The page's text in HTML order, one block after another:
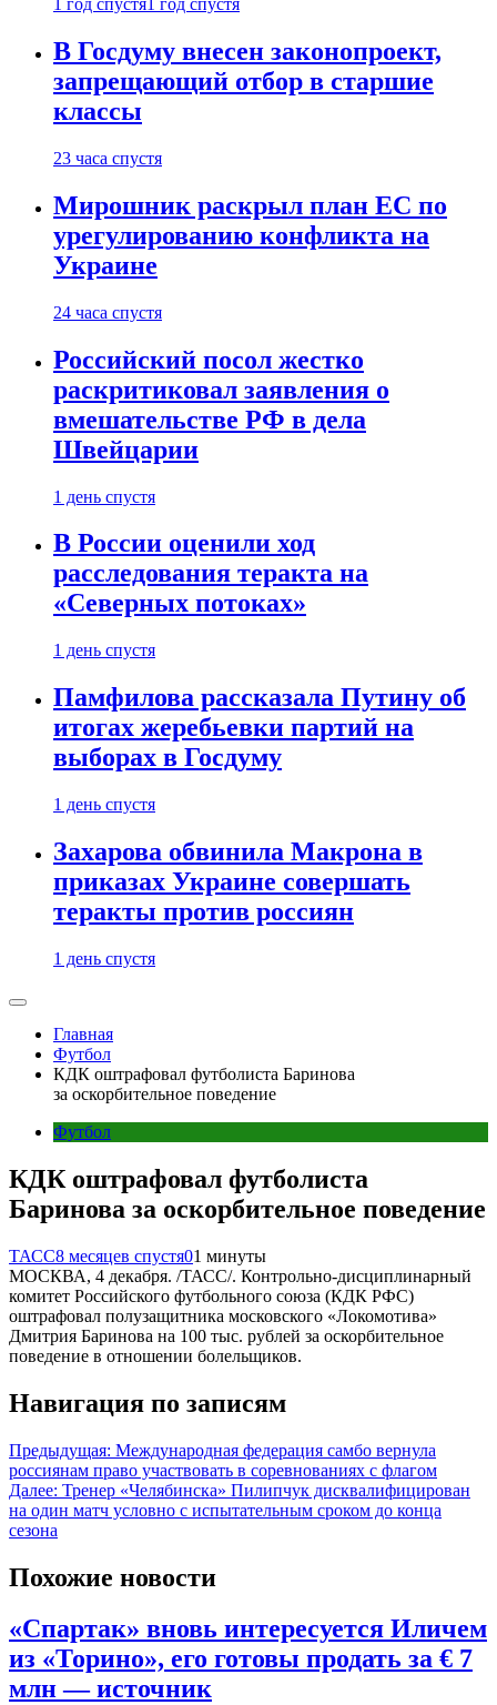
1 год спустя 1 год спустя
В Госдуму внесен законопроект,
запрещающий отбор в старшие
классы
23 часа спустя
Мирошник раскрыл план ЕС по
урегулированию конфликта на
Украине
24 часа спустя
Российский посол жестко
раскритиковал заявления о
вмешательстве РФ в дела
Швейцарии
1 день спустя
В России оценили ход
расследования теракта на
«Северных потоках»
1 день спустя
Памфилова рассказала Путину об
итогах жеребьевки партий на
выборах в Госдуму
1 день спустя
Захарова обвинила Макрона в
приказах Украине совершать
теракты против россиян
1 день спустя
Главная
Футбол
КДК оштрафовал футболиста Баринова
за оскорбительное поведение
Футбол
КДК оштрафовал футболиста
Баринова за оскорбительное поведение
ТАСС8 месяцев спустя01 минуты
МОСКВА, 4 декабря. /ТАСС/. Контрольно-дисциплинарный
комитет Российского футбольного союза (КДК РФС)
оштрафовал полузащитника московского «Локомотива»
Дмитрия Баринова на 100 тыс. рублей за оскорбительное
поведение в отношении болельщиков.
Навигация по записям
Предыдущая: Международная федерация самбо вернула
россиянам право участвовать в соревнованиях с флагом
Далее: Тренер «Челябинска» Пилипчук дисквалифицирован
на один матч условно с испытательным сроком до конца
сезона
Похожие новости
«Спартак» вновь интересуется Иличем
из «Торино», его готовы продать за € 7
млн — источник